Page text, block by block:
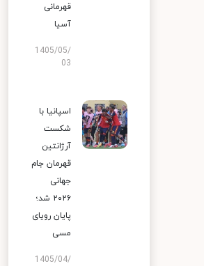
قهرمانی
آسیا
1405/05/
03
اسپانیا با
شکست
آرژانتین
قهرمان جام
جهانی
۲۰۲۶ شد؛
پایان رویای
مسی
1405/04/